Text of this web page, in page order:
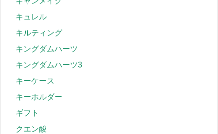
キュレル
キルティング
キングダムハーツ
キングダムハーツ3
キーケース
キーホルダー
ギフト
クエン酸